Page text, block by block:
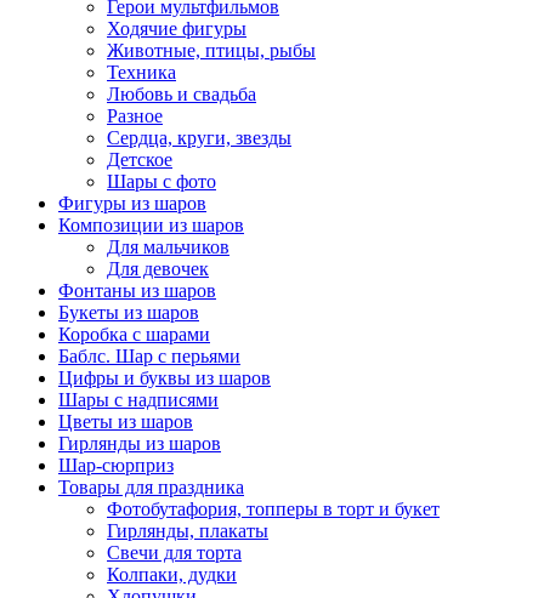
Герои мультфильмов
Ходячие фигуры
Животные, птицы, рыбы
Техника
Любовь и свадьба
Разное
Сердца, круги, звезды
Детское
Шары с фото
Фигуры из шаров
Композиции из шаров
Для мальчиков
Для девочек
Фонтаны из шаров
Букеты из шаров
Коробка с шарами
Баблс. Шар с перьями
Цифры и буквы из шаров
Шары с надписями
Цветы из шаров
Гирлянды из шаров
Шар-сюрприз
Товары для праздника
Фотобутафория, топперы в торт и букет
Гирлянды, плакаты
Свечи для торта
Колпаки, дудки